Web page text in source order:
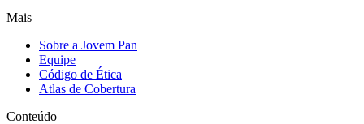
Mais
Sobre a Jovem Pan
Equipe
Código de Ética
Atlas de Cobertura
Conteúdo